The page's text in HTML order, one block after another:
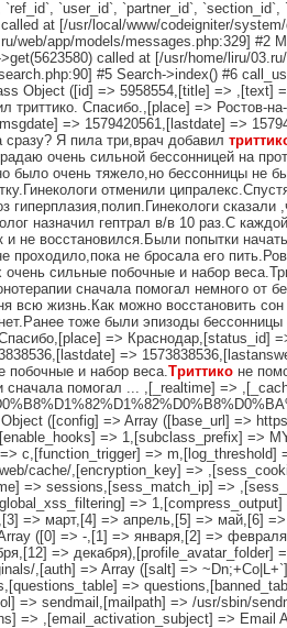
`user_id`, `partner_id`,
at [/usr/local/www/codeigniter/
web/app/models/messages.php:329] #2
called at [/usr/home/liru/
#5 Search->index() #6
Object ([id] => 5958554,[title] => ,[text]
триттико. Спасибо.,[place] => Ростов-
=> 1579420561,[lastdate] =>
Я пила три,врач добавил
очень сильной бессонницей на
было очень тяжело,но бессонницы не
отменили
гиперплазия,полип.Гинекологи
назначил гептрал в/в 10 раз.С
не восстановился.Были попытки
проходило,пока не бросала его
сильные побочные и набор
сначала помогал немного от
жизнь.Как можно восстановить
тоже были эпизоды бессонницы
=> Краснодар,[status_id]
=>
побочные и набор веса.Триттико не
помогал ... ,[_realtime] =>
([config] => Array ([base_url] =>
=> 1,[subclass_prefix] =>
c,[function_trigger] =>
cache/,[encryption_key] =>
=> sessions,[sess_match_ip] =>
=>
=> март,[4] => апрель,[5] => май,[6]
([0] => -,[1] => января,[2] =>
=> декабря),[profile_avatar_folder]
,[auth] => Array ([salt] =>
=>
=> sendmail,[mailpath] => /usr/sbin/
=> ,[email_activation_subject] => Email